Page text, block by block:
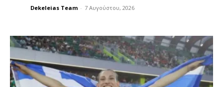
Dekeleias Team - 7 Αυγούστου, 2026